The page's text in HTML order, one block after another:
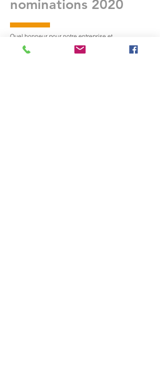
nominations 2020
Quel honneur pour notre entreprise et
reconnaissance pour le travail acharné de notre
équipe supérieure.🥳